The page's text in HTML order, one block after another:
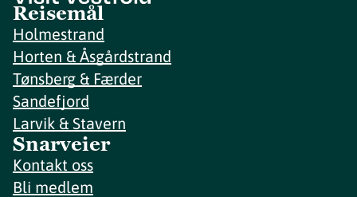
Reisemål
Holmestrand
Horten & Åsgårdstrand
Tønsberg & Færder
Sandefjord
Larvik & Stavern
Snarveier
Kontakt oss
Bli medlem